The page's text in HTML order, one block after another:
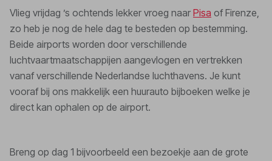
Vlieg vrijdag ’s ochtends lekker vroeg naar Pisa of Firenze,
zo heb je nog de hele dag te besteden op bestemming.
Beide airports worden door verschillende
luchtvaartmaatschappijen aangevlogen en vertrekken
vanaf verschillende Nederlandse luchthavens. Je kunt
vooraf bij ons makkelijk een huurauto bijboeken welke je
direct kan ophalen op de airport.
Breng op dag 1 bijvoorbeeld een bezoekje aan de grote